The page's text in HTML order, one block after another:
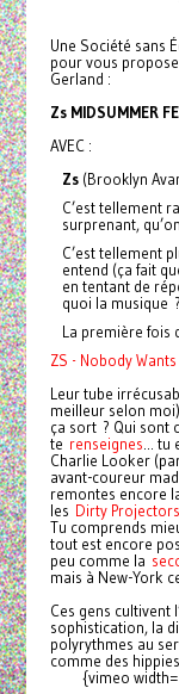
Une Société sans
pour vous
Gerland :
Zs MIDSUMMER
AVEC :
Zs(Brooklyn
C’est tellement
surprenant,
C’est tellement
entend (ça fait
en tentant de
quoi la musique
La première fois
ZS - Nobody
Leur tube
meilleur selon
ça sort ? Qui sont
te renseignes ...
Charlie Looker
avant-coureur
remontes encore
les Dirty Projectors
Tu comprends
tout est encore
peu comme la
mais à New-York
Ces gens cultivent
sophistication, la
polyrythmes au
comme des
{vimeo